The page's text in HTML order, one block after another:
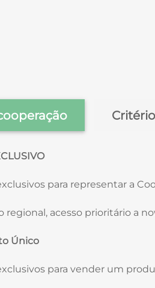
para representar a
regional, acesso prioritário a
Único
para vender um